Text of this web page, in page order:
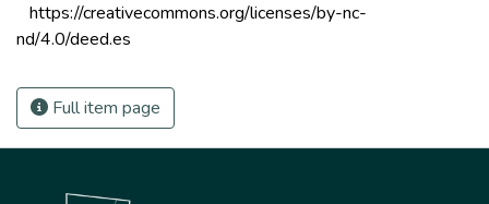
https://creativecommons.org/licenses/by-nc-
nd/4.0/deed.es
Full item page